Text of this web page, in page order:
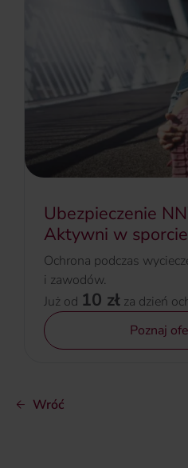
Ubezpieczenie
Aktywni w
Ochrona podczas
i zawodów.
Już od 10 zł za dzień
Poznaj
Wróć